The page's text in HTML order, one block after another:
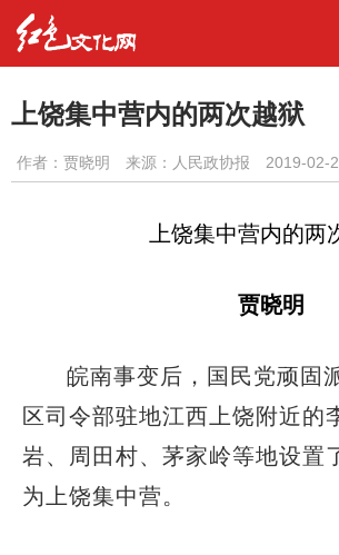
上饶集中营内的两次越狱
作者： 贾晓明 来源：人民政协报 2019-02-
上饶集中营内的两
贾晓明
皖南事变后，国民党顽固
区司令部驻地江西上饶附近的
岩、周田村、茅家岭等地设置
为上饶集中营。